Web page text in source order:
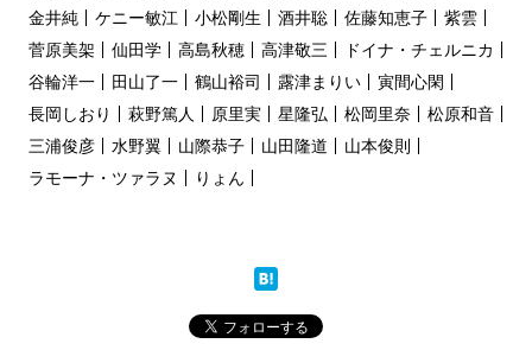
金井純
ケニー敏江 小松剛生 酒井聡 佐藤知恵子
紫雲
菅原美架
仙田学 高島秋穂 高津敬三
ドイナ・チェルニカ
谷輪洋一
田山了一 鶴山裕司 露津まりい
寅間心閑
長岡しおり
萩野篤人 原里実 星隆弘 松岡里奈
松原和音
三浦俊彦
水野翼 山際恭子 山田隆道
山本俊則
ラモーナ・ツァラヌ
りょん